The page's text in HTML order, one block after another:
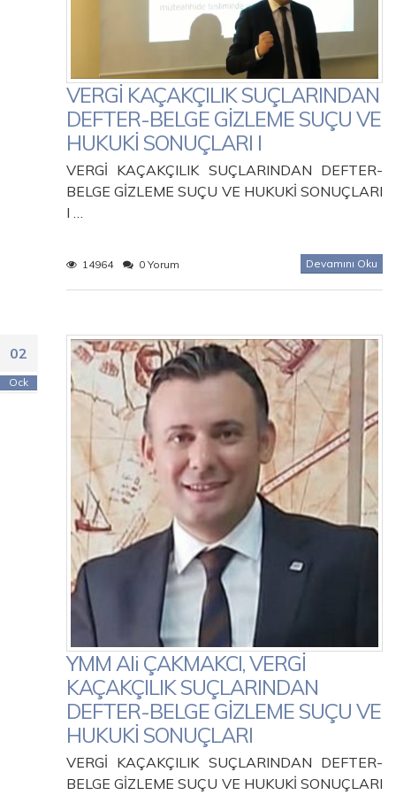
VERGİ KAÇAKÇILIK SUÇLARINDAN
DEFTER-BELGE GİZLEME SUÇU VE
HUKUKİ SONUÇLARI I
VERGİ KAÇAKÇILIK SUÇLARINDAN DEFTER-
BELGE GİZLEME SUÇU VE HUKUKİ SONUÇLARI
I …
14964 0 Yorum Devamını Oku
02
Ock
YMM Ali ÇAKMAKCI, VERGİ
KAÇAKÇILIK SUÇLARINDAN
DEFTER-BELGE GİZLEME SUÇU VE
HUKUKİ SONUÇLARI
VERGİ KAÇAKÇILIK SUÇLARINDAN DEFTER-
BELGE GİZLEME SUÇU VE HUKUKİ SONUÇLARI